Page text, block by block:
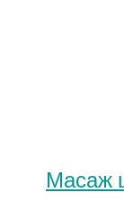
Масаж